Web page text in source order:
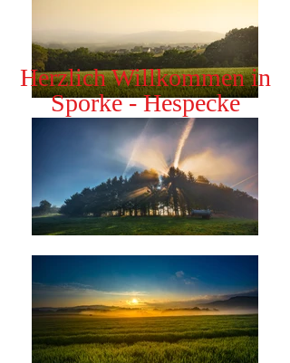
Herzlich Willkommen in
Sporke - Hespecke